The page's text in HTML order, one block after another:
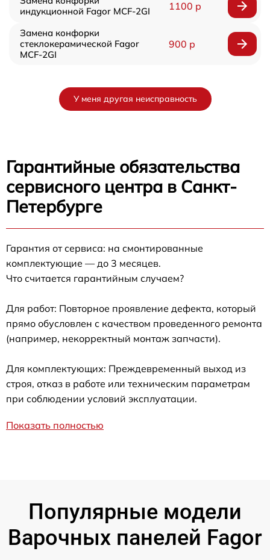
индукционной Fagor MCF-2GI
1100 р
Замена конфорки
стеклокерамической Fagor
MCF-2GI
900 р
У меня другая неисправность
Гарантийные обязательства
сервисного центра в Санкт-
Петербурге
Гарантия от сервиса: на смонтированные
комплектующие — до 3 месяцев.
Что считается гарантийным случаем?
Для работ: Повторное проявление дефекта, который
прямо обусловлен с качеством проведенного ремонта
(например, некорректный монтаж запчасти).
Для комплектующих: Преждевременный выход из
строя, отказ в работе или техническим параметрам
при соблюдении условий эксплуатации.
Показать полностью
Популярные модели
Варочных панелей Fagor